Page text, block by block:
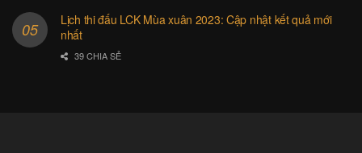
Lịch thi đấu LCK Mùa xuân 2023: Cập nhật kết quả mới
nhất
39 CHIA SẺ